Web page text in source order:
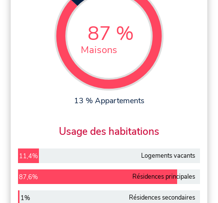
87 %
Maisons
13 % Appartements
Usage des habitations
11,4% Logements vacants
87,6% Résidences principales
1% Résidences secondaires